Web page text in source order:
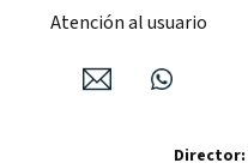
Atención al usuario
Director: